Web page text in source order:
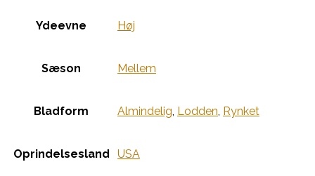
Ydeevne Høj
Sæson Mellem
Bladform Almindelig, Lodden, Rynket
Oprindelsesland USA